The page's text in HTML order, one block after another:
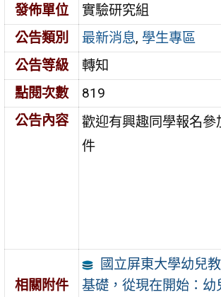
發佈單位
實驗研究組
公告類別
最新消息, 學生專區
公告等級
轉知
點閱次數
819
公告內容
歡迎有興趣同學報名參
件
相關附件
國立屏東大學幼兒
基礎，從現在開始：幼